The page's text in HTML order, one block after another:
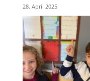
28. April 2025